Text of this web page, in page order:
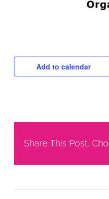
Add to calendar
Share This Post,